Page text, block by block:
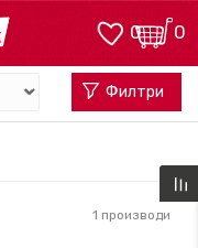
0
0
Филтри
1 производи